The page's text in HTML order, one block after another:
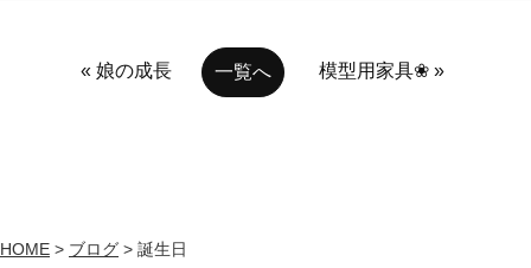
« 娘の成長 一覧へ 模型用家具❀ »
HOME > ブログ > 誕生日